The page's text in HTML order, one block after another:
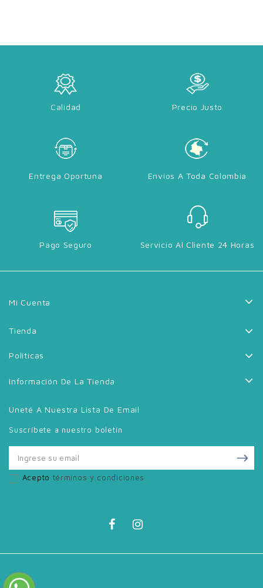
Calidad Precio Justo
Entrega Oportuna Envíos A Toda Colombia
Pago Seguro Servicio Al Cliente 24 Horas
Mi Cuenta
Tienda
Políticas
Información De La Tienda
Uneté A Nuestra Lista De Email
Suscríbete a nuestro boletín
Acepto términos y condiciones